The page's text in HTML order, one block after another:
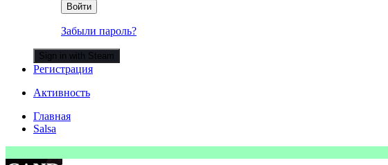
Войти
Забыли пароль?
Sign in with Steam
Регистрация
Активность
Главная
Salsa